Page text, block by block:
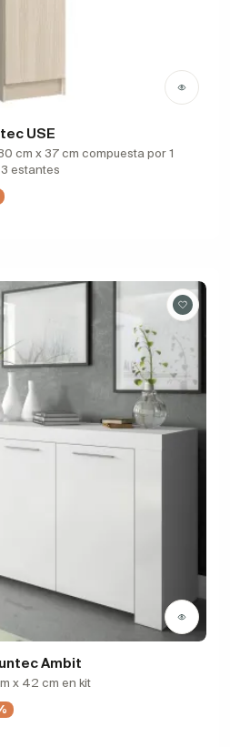
USE
cm x 37 cm compuesta por 1
estantes
Ambit
x 42 cm en kit